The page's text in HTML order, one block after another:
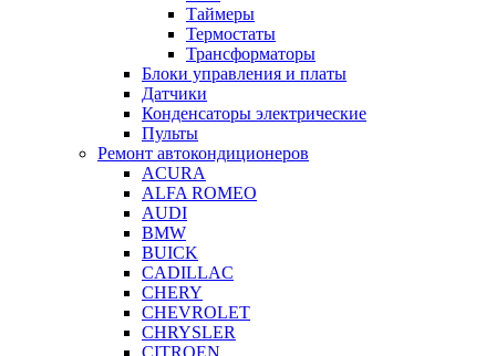
Таймеры
Термостаты
Трансформаторы
Блоки управления и платы
Датчики
Конденсаторы электрические
Пульты
Ремонт автокондиционеров
ACURA
ALFA ROMEO
AUDI
BMW
BUICK
CADILLAC
CHERY
CHEVROLET
CHRYSLER
CITROEN